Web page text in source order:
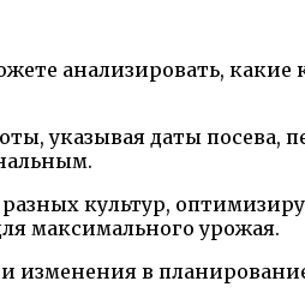
анализировать, какие
указывая даты посева,
культур,
максимального урожая.
изменения в